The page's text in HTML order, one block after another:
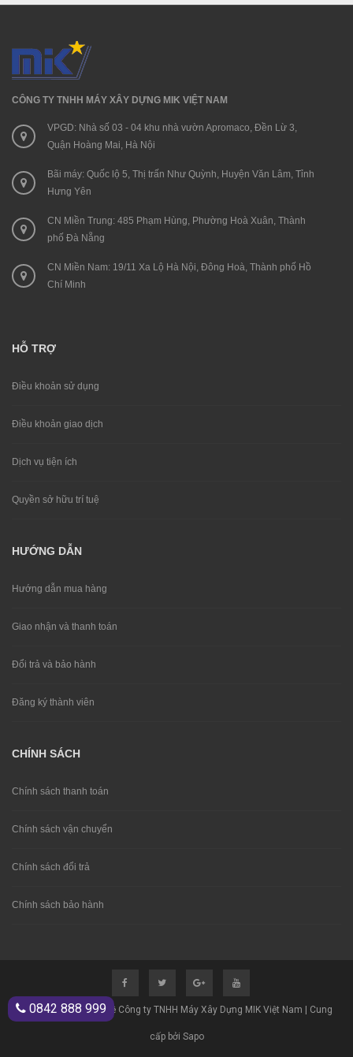
CÔNG TY TNHH MÁY XÂY DỰNG MIK VIỆT NAM
VPGD: Nhà số 03 - 04 khu nhà vườn Apromaco, Đền Lừ 3,
Quận Hoàng Mai, Hà Nội
Bãi máy: Quốc lộ 5, Thị trấn Như Quỳnh, Huyện Văn Lâm, Tỉnh
Hưng Yên
CN Miền Trung: 485 Phạm Hùng, Phường Hoà Xuân, Thành
phố Đà Nẵng
CN Miền Nam: 19/11 Xa Lộ Hà Nội, Đông Hoà, Thành phố Hồ
Chí Minh
HỖ TRỢ
Điều khoản sử dụng
Điều khoản giao dịch
Dịch vụ tiện ích
Quyền sở hữu trí tuệ
HƯỚNG DẪN
Hướng dẫn mua hàng
Giao nhận và thanh toán
Đổi trả và bảo hành
Đăng ký thành viên
CHÍNH SÁCH
Chính sách thanh toán
Chính sách vận chuyển
Chính sách đổi trả
Chính sách bảo hành
© Bản quyền thuộc về Công ty TNHH Máy Xây Dựng MIK Việt Nam | Cung
cấp bởi Sapo
0842 888 999